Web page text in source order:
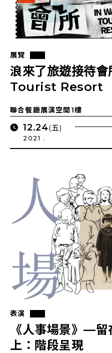
展覽
浪來了旅遊接待
Tourist Resort
聯合餐廳展演空間1樓
12.24(五)
2021 .
表演
《人事場景》—
上：階段呈現